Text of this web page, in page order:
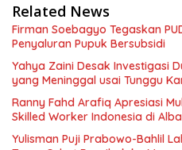
Related News
Firman Soebagyo Tegaskan
Penyaluran Pupuk Bersubsidi
Yahya Zaini Desak Investigasi
yang Meninggal usai Tunggu
Ranny Fahd Arafiq Apresiasi
Skilled Worker Indonesia di
Yulisman Puji Prabowo-Bahlil